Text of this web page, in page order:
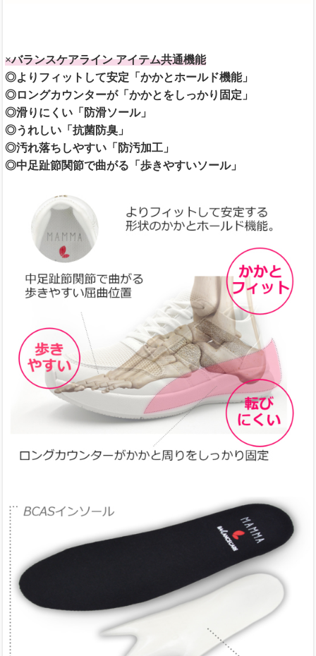
×バランスケアライン アイテム共通機能
◎よりフィットして安定「かかとホールド機能」
◎ロングカウンターが「かかとをしっかり固定」
◎滑りにくい「防滑ソール」
◎うれしい「抗菌防臭」
◎汚れ落ちしやすい「防汚加工」
◎中足趾節関節で曲がる「歩きやすいソール」